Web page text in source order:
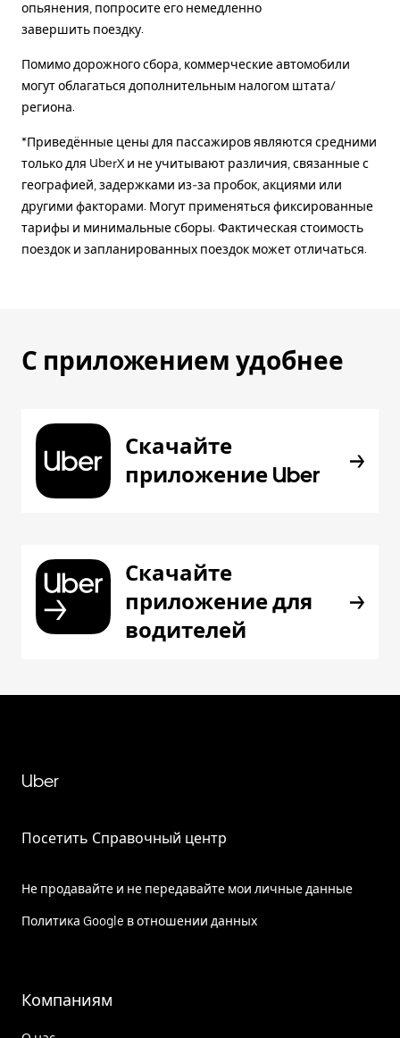
опьянения, попросите его немедленно
завершить поездку.
Помимо дорожного сбора, коммерческие автомобили
могут облагаться дополнительным налогом штата/
региона.
*Приведённые цены для пассажиров являются средними
только для UberX и не учитывают различия, связанные с
географией, задержками из-за пробок, акциями или
другими факторами. Могут применяться фиксированные
тарифы и минимальные сборы. Фактическая стоимость
поездок и запланированных поездок может отличаться.
С приложением удобнее
Скачайте
приложение Uber
Скачайте
приложение для
водителей
Uber
Посетить Справочный центр
Не продавайте и не передавайте мои личные данные
Политика Google в отношении данных
Компаниям